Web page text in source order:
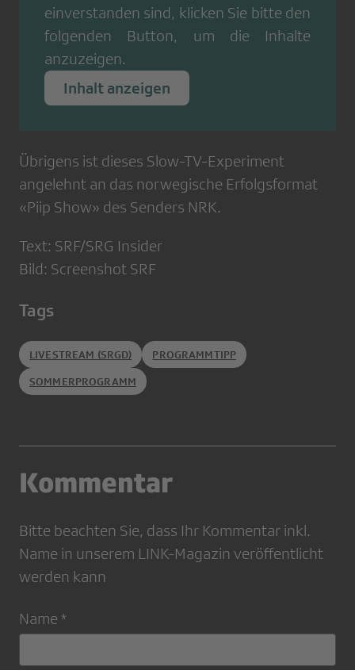
einverstanden sind, klicken Sie bitte den
folgenden Button, um die Inhalte
anzuzeigen.
Inhalt anzeigen
Übrigens ist dieses Slow-TV-Experiment
angelehnt an das norwegische Erfolgsformat
«Piip Show» des Senders NRK.
Text: SRF/SRG Insider
Bild: Screenshot SRF
Tags
LIVESTREAM (SRGD) PROGRAMMTIPP
SOMMERPROGRAMM
Kommentar
Bitte beachten Sie, dass Ihr Kommentar inkl.
Name in unserem LINK-Magazin veröffentlicht
werden kann
Name *